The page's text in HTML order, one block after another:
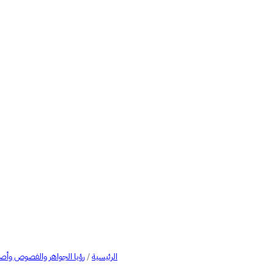
الرئيسية/رؤيا الجواهر والفصوص